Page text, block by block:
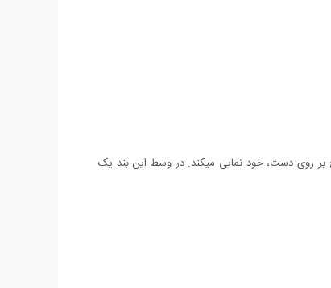
بر روی دست، خود نمایی میکند. در وسط این بند یک